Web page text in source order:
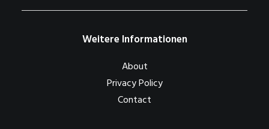
Weitere Informationen
About
Privacy Policy
Contact